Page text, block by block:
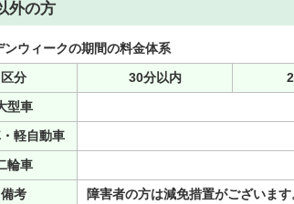
外の方
ンウィークの期間の料金体系
区分
30分以内
型車
軽自動車
輪車
備考
障害者の方は減免措置がございま